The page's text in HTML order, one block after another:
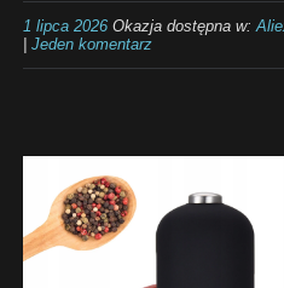
1 lipca 2026Okazja dostępna w:
Jeden komentarz